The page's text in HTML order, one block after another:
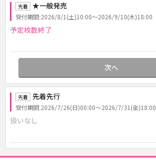
先着 ★一般発売
受付期間:2026/8/1(土)10:00～2026/9/10(木)18:00
予定枚数終了
次へ
先着 先着先行
受付期間:2026/7/26(日)00:00～2026/7/31(金)18:00
扱いなし